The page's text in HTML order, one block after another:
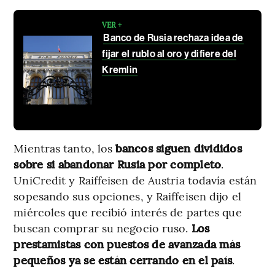
VER +
Banco de Rusia rechaza idea de
fijar el rublo al oro y difiere del
Kremlin
Mientras tanto, losbancos siguen divididos
sobre si abandonar Rusia por completo.
UniCredit y Raiffeisen de Austria todavía están
sopesando sus opciones, y Raiffeisen dijo el
miércoles que recibió interés de partes que
buscan comprar su negocio ruso. Los
prestamistas con puestos de avanzada más
pequeños ya se están cerrando en el país.